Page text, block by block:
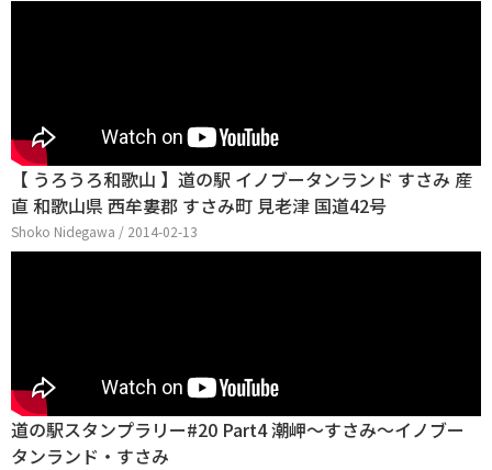
【 うろうろ和歌山 】道の駅 イノブータンランド すさみ 産
直 和歌山県 西牟婁郡 すさみ町 見老津 国道42号
Shoko Nidegawa / 2014-02-13
道の駅スタンプラリー#20 Part4 潮岬～すさみ～イノブー
タンランド・すさみ